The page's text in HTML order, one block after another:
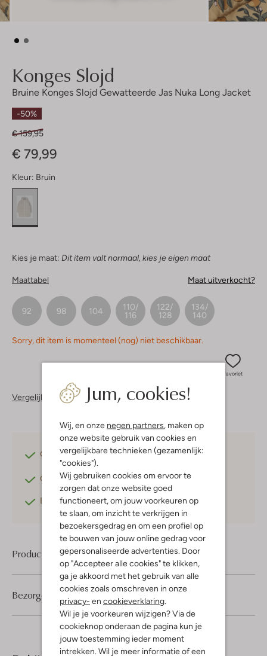
Jum, cookies!
Wij, en onze negen partners, maken op
onze website gebruik van cookies en
vergelijkbare technieken (gezamenlijk:
"cookies").
Wij gebruiken cookies om ervoor te
zorgen dat onze website goed
functioneert, om jouw voorkeuren op
te slaan, om inzicht te verkrijgen in
bezoekersgedrag en om een profiel op
te bouwen van jouw online gedrag voor
gepersonaliseerde advertenties. Door
op "Accepteer alle cookies" te klikken,
ga je akkoord met het gebruik van alle
cookies zoals omschreven in onze
privacy- en cookieverklaring.
Wil je je voorkeuren wijzigen? Via de
cookieknop onderaan de pagina kun je
jouw toestemming ieder moment
intrekken. Wil je meer informatie of een
Konges Slojd
Bruine Konges Slojd Gewatteerde Jas Nuka Long Jacket
-50%
€ 159,95
€ 79,99
Kleur: Bruin
Kies je maat: Dit item valt normaal, kies je eigen maat
Maattabel Maat uitverkocht?
92 98 104
110/
116
122/
128
134/
140
Sorry, dit item is momenteel (nog) niet beschikbaar.
Favoriet
Vergelijkbare items
Gratis verzendingvanaf €75,-
Gratis retournerenbinnen 30 dagen*
Betaal achterafmet Klarna
Product informatie
Bezorgen & retourneren